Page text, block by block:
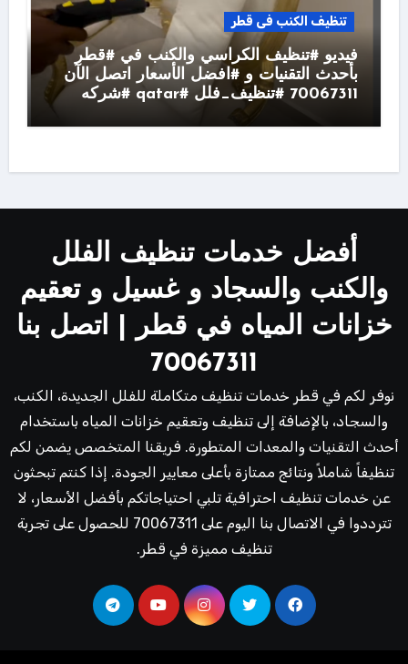
تنظيف الكنب فى قطر
فيديو #تنظيف الكراسي والكنب في #قطر
بأحدث التقنيات و #افضل الأسعار اتصل الآن
70067311 #تنظيف_فلل #qatar #شركه
أفضل خدمات تنظيف الفلل
والكنب والسجاد و غسيل و تعقيم
خزانات المياه في قطر | اتصل بنا
70067311
نوفر لكم في قطر خدمات تنظيف متكاملة للفلل الجديدة، الكنب،
والسجاد، بالإضافة إلى تنظيف وتعقيم خزانات المياه باستخدام
أحدث التقنيات والمعدات المتطورة. فريقنا المتخصص يضمن لكم
تنظيفاً شاملاً ونتائج ممتازة بأعلى معايير الجودة. إذا كنتم تبحثون
عن خدمات تنظيف احترافية تلبي احتياجاتكم بأفضل الأسعار، لا
تترددوا في الاتصال بنا اليوم على 70067311 للحصول على تجربة
تنظيف مميزة في قطر.